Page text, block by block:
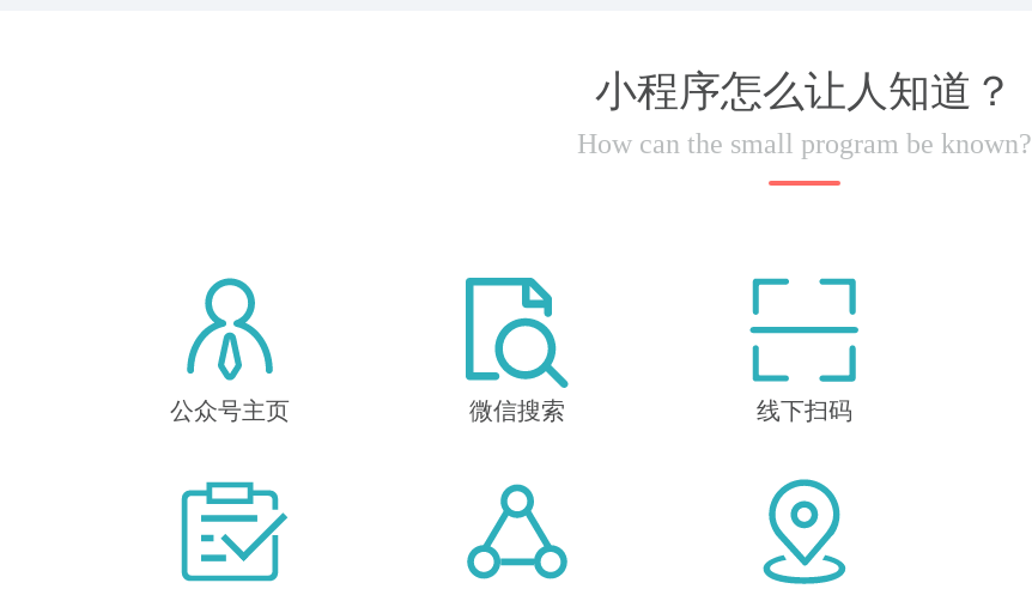
小程序怎么让人知道？
How can the small program be known?
公众号主页 微信搜索 线下扫码